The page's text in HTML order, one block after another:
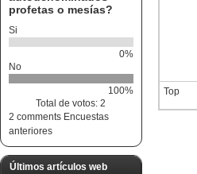
profetas o mesías?
Si
0%
No
100%
Total de votos: 2
2 comments Encuestas
anteriores
Últimos artículos web
Top